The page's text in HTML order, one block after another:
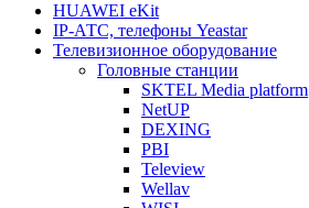
HUAWEI eKit
IP-АТС, телефоны Yeastar
Телевизионное оборудование
Головные станции
SKTEL Media platform
NetUP
DEXING
PBI
Teleview
Wellav